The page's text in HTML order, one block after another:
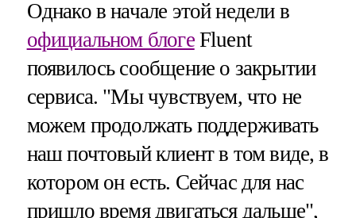
Однако в начале этой недели в
официальном блоге Fluent
появилось сообщение о закрытии
сервиса. "Мы чувствуем, что не
можем продолжать поддерживать
наш почтовый клиент в том виде, в
котором он есть. Сейчас для нас
пришло время двигаться дальше",